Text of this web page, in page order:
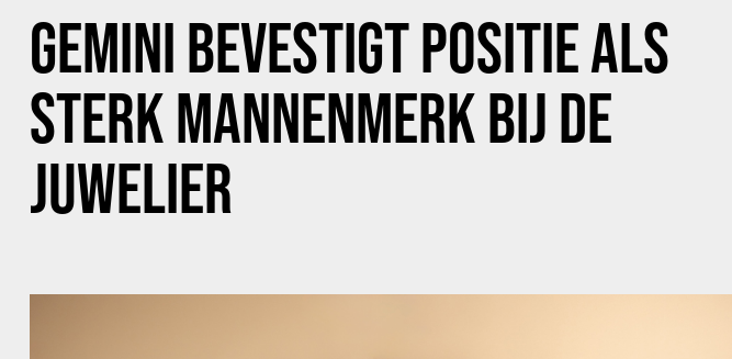
GEMINI BEVESTIGT POSITIE ALS
STERK MANNENMERK BIJ DE
JUWELIER